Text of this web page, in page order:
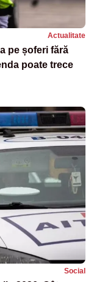
Actualitate
pe șoferi fără
poate trece
Social